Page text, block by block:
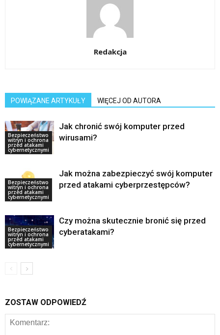
Redakcja
POWIĄZANE ARTYKUŁY WIĘCEJ OD AUTORA
Bezpieczeństwo
witryn i ochrona
przed atakami
cybernetycznymi
Jak chronić swój komputer przed
wirusami?
Bezpieczeństwo
witryn i ochrona
przed atakami
cybernetycznymi
Jak można zabezpieczyć swój komputer
przed atakami cyberprzestępców?
Bezpieczeństwo
witryn i ochrona
przed atakami
cybernetycznymi
Czy można skutecznie bronić się przed
cyberatakami?
ZOSTAW ODPOWIEDŹ